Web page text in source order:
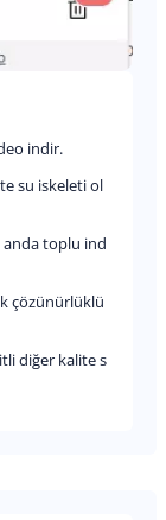
indir.
su iskeleti ol
anda toplu ind
çözünürlüklü
diğer kalite s